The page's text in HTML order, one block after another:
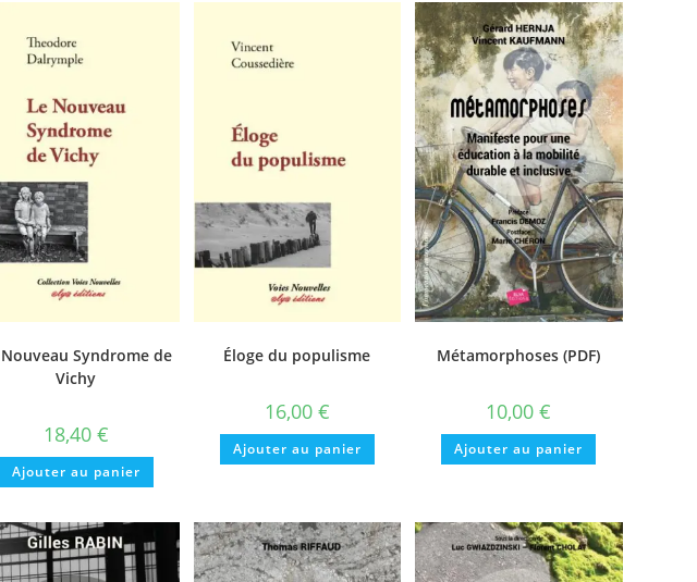
Syndrome de
Vichy
18,40 €
Ajouter au panier
Éloge du populisme
16,00 €
Ajouter au panier
Métamorphoses (PDF)
10,00€
Ajouter au panier